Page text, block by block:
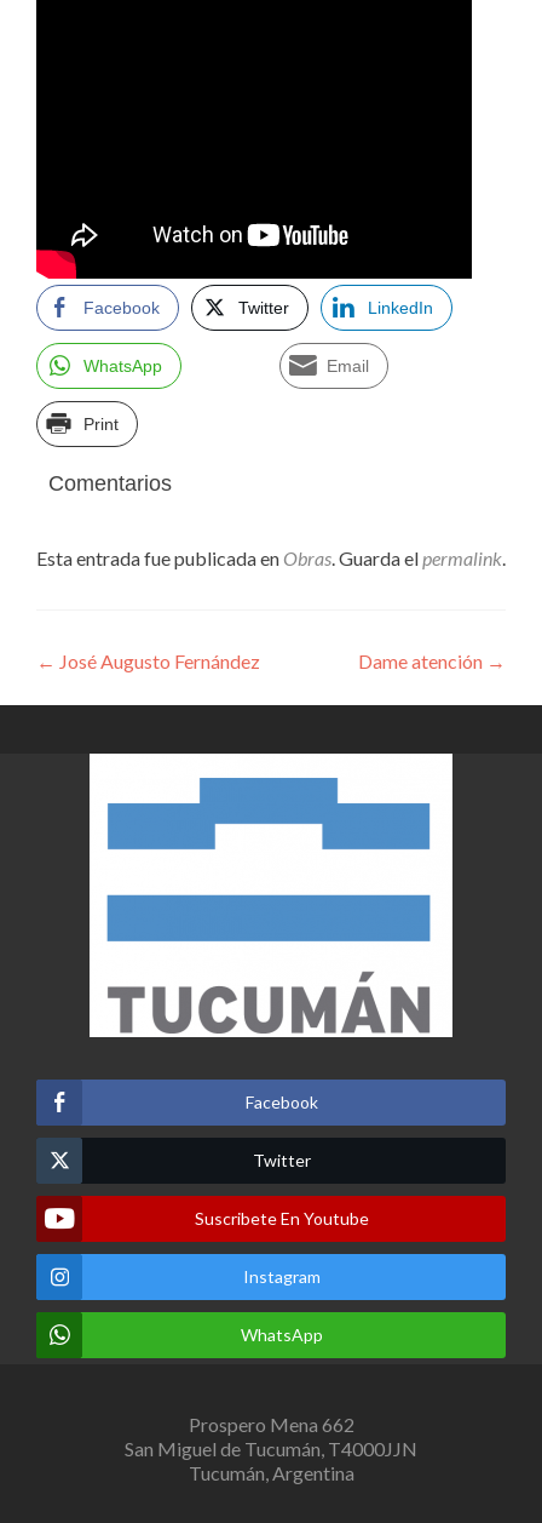
Facebook Twitter LinkedIn
WhatsApp Email
Print
Comentarios
Esta entrada fue publicada en Obras . Guarda el permalink
Navegación
de
entradas
← José Augusto Fernández Dame atención →
Facebook
Twitter
Suscribete En Youtube
Instagram
WhatsApp
Prospero Mena 662
San Miguel de Tucumán, T4000JJN
Tucumán, Argentina